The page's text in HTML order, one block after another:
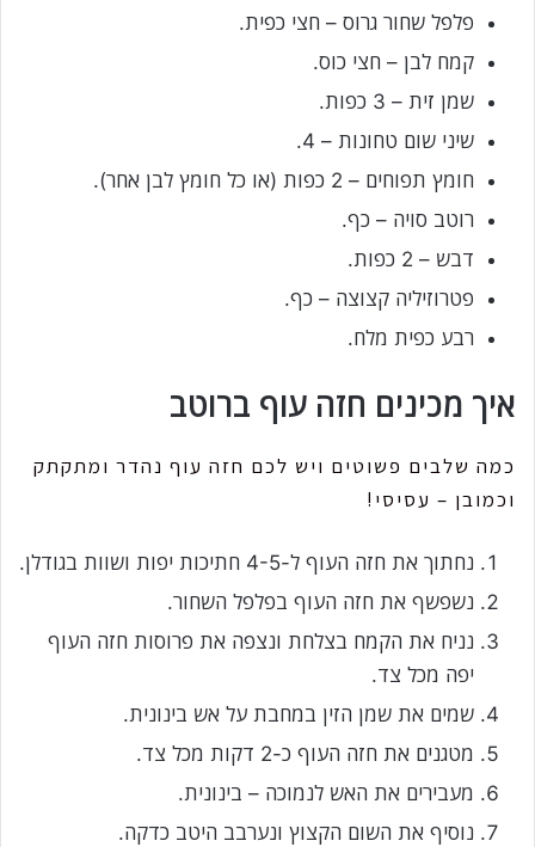
פלפל שחור גרוס – חצי כפית.
קמח לבן – חצי כוס.
שמן זית – 3 כפות.
שיני שום טחונות – 4.
חומץ תפוחים – 2 כפות (או כל חומץ לבן אחר).
רוטב סויה – כף.
דבש – 2 כפות.
פטרוזיליה קצוצה – כף.
רבע כפית מלח.
איך מכינים חזה עוף ברוטב
כמה שלבים פשוטים ויש לכם חזה עוף נהדר ומתקתק
וכמובן – עסיסי!
נחתוך את חזה העוף ל-4-5 חתיכות יפות ושוות בגודלן.
נשפשף את חזה העוף בפלפל השחור.
נניח את הקמח בצלחת ונצפה את פרוסות חזה העוף
יפה מכל צד.
שמים את שמן הזין במחבת על אש בינונית.
מטגנים את חזה העוף כ-2 דקות מכל צד.
מעבירים את האש לנמוכה – בינונית.
נוסיף את השום הקצוץ ונערבב היטב כדקה.